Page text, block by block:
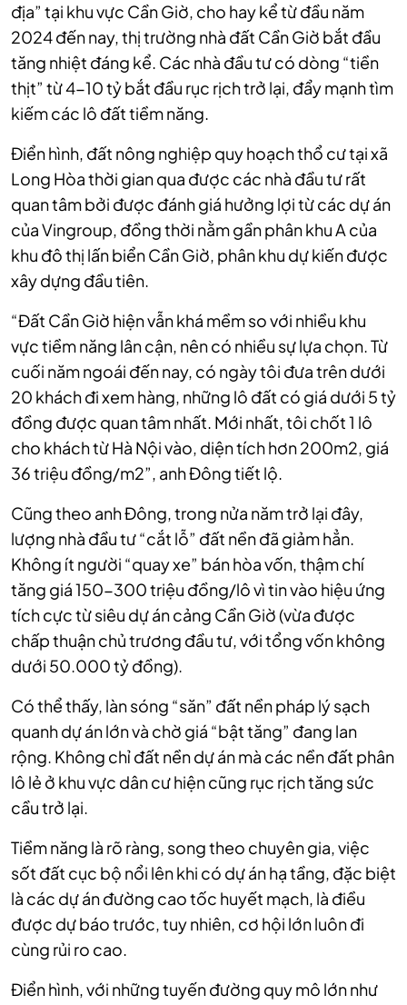
địa” tại khu vực Cần Giờ, cho hay kể từ đầu năm
2024 đến nay, thị trường nhà đất Cần Giờ bắt đầu
tăng nhiệt đáng kể. Các nhà đầu tư có dòng “tiền
thịt” từ 4-10 tỷ bắt đầu rục rịch trở lại, đẩy mạnh tìm
kiếm các lô đất tiềm năng.
Điển hình, đất nông nghiệp quy hoạch thổ cư tại xã
Long Hòa thời gian qua được các nhà đầu tư rất
quan tâm bởi được đánh giá hưởng lợi từ các dự án
của Vingroup, đồng thời nằm gần phân khu A của
khu đô thị lấn biển Cần Giờ, phân khu dự kiến được
xây dựng đầu tiên.
“Đất Cần Giờ hiện vẫn khá mềm so với nhiều khu
vực tiềm năng lân cận, nên có nhiều sự lựa chọn. Từ
cuối năm ngoái đến nay, có ngày tôi đưa trên dưới
20 khách đi xem hàng, những lô đất có giá dưới 5 tỷ
đồng được quan tâm nhất. Mới nhất, tôi chốt 1 lô
cho khách từ Hà Nội vào, diện tích hơn 200m2, giá
36 triệu đồng/m2”, anh Đông tiết lộ.
Cũng theo anh Đông, trong nửa năm trở lại đây,
lượng nhà đầu tư “cắt lỗ” đất nền đã giảm hẳn.
Không ít người “quay xe” bán hòa vốn, thậm chí
tăng giá 150-300 triệu đồng/lô vì tin vào hiệu ứng
tích cực từ siêu dự án cảng Cần Giờ (vừa được
chấp thuận chủ trương đầu tư, với tổng vốn không
dưới 50.000 tỷ đồng).
Có thể thấy, làn sóng “săn” đất nền pháp lý sạch
quanh dự án lớn và chờ giá “bật tăng” đang lan
rộng. Không chỉ đất nền dự án mà các nền đất phân
lô lẻ ở khu vực dân cư hiện cũng rục rịch tăng sức
cầu trở lại.
Tiềm năng là rõ ràng, song theo chuyên gia, việc
sốt đất cục bộ nổi lên khi có dự án hạ tầng, đặc biệt
là các dự án đường cao tốc huyết mạch, là điều
được dự báo trước, tuy nhiên, cơ hội lớn luôn đi
cùng rủi ro cao.
Điển hình, với những tuyến đường quy mô lớn như